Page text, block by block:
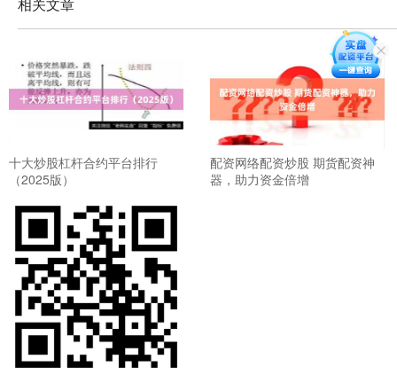
十大炒股杠杆合约平台排行
（2025版）
配资网络配资炒股 期货配资神
器，助力资金倍增